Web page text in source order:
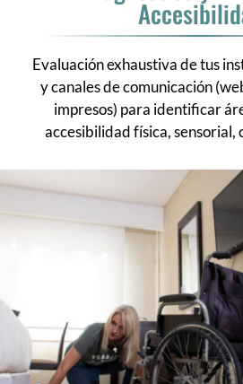
Evaluación exhaustiva de tus
y canales de comunicación
impresos) para identificar
accesibilidad física, sensorial,